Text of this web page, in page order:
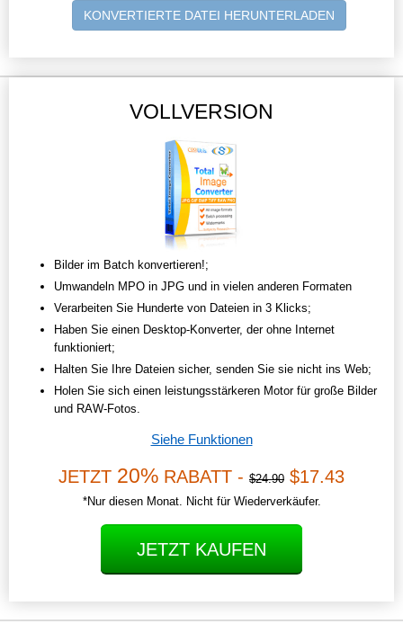
KONVERTIERTE DATEI HERUNTERLADEN
VOLLVERSION
Bilder im Batch konvertieren!;
Umwandeln MPO in JPG und in vielen anderen Formaten
Verarbeiten Sie Hunderte von Dateien in 3 Klicks;
Haben Sie einen Desktop-Konverter, der ohne Internet
funktioniert;
Halten Sie Ihre Dateien sicher, senden Sie sie nicht ins Web;
Holen Sie sich einen leistungsstärkeren Motor für große Bilder
und RAW-Fotos.
Siehe Funktionen
JETZT 20% RABATT - $24.90 $17.43
*Nur diesen Monat. Nicht für Wiederverkäufer.
JETZT KAUFEN